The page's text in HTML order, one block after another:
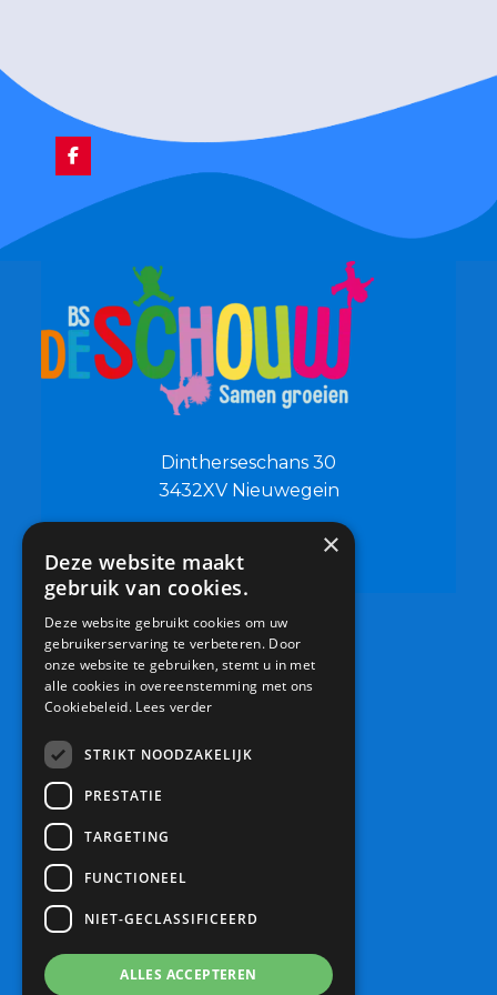
Dintherseschans 30
3432XV Nieuwegein
0306019500
info@bsdeschouw.nl
×
Deze website maakt
gebruik van cookies.
Deze website gebruikt cookies om uw
gebruikerservaring te verbeteren. Door
onze website te gebruiken, stemt u in met
alle cookies in overeenstemming met ons
Cookiebeleid. Lees verder
STRIKT NOODZAKELIJK
PRESTATIE
TARGETING
FUNCTIONEEL
NIET-GECLASSIFICEERD
ALLES ACCEPTEREN